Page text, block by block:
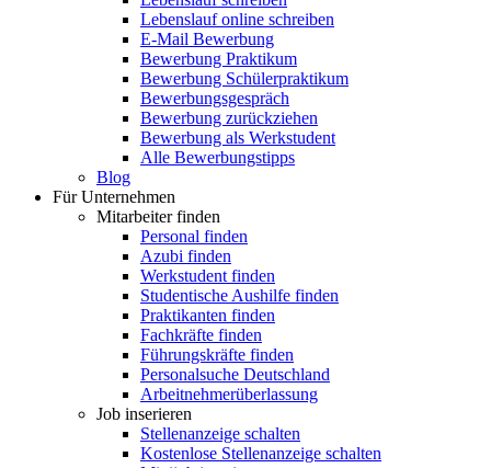
Lebenslauf online schreiben
E-Mail Bewerbung
Bewerbung Praktikum
Bewerbung Schülerpraktikum
Bewerbungsgespräch
Bewerbung zurückziehen
Bewerbung als Werkstudent
Alle Bewerbungstipps
Blog
Für Unternehmen
Mitarbeiter finden
Personal finden
Azubi finden
Werkstudent finden
Studentische Aushilfe finden
Praktikanten finden
Fachkräfte finden
Führungskräfte finden
Personalsuche Deutschland
Arbeitnehmerüberlassung
Job inserieren
Stellenanzeige schalten
Kostenlose Stellenanzeige schalten